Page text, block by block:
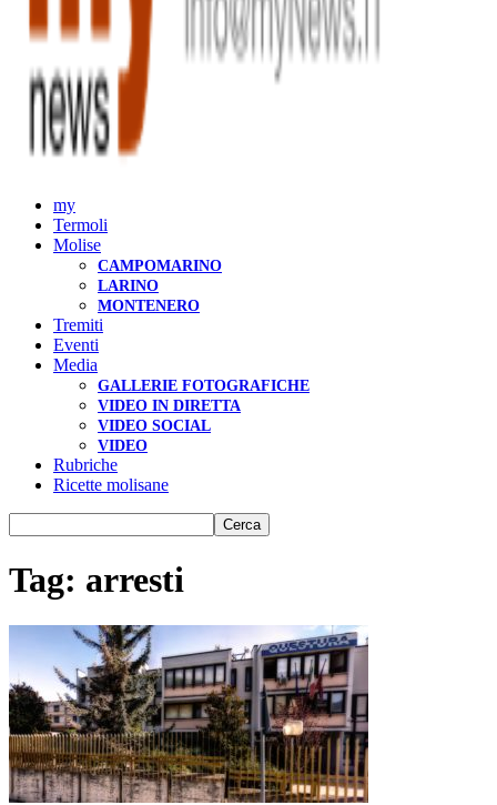
my
Termoli
Molise
CAMPOMARINO
LARINO
MONTENERO
Tremiti
Eventi
Media
GALLERIE FOTOGRAFICHE
VIDEO IN DIRETTA
VIDEO SOCIAL
VIDEO
Rubriche
Ricette molisane
Tag: arresti